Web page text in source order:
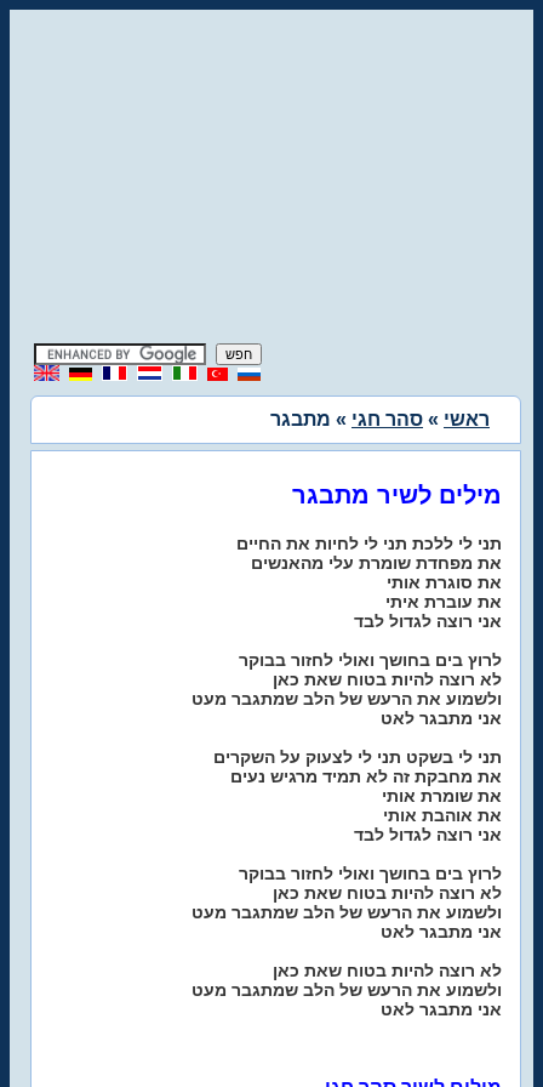
ראשי » סהר חגי » מתבגר
מילים לשיר מתבגר
תני לי ללכת תני לי לחיות את החיים
את מפחדת שומרת עלי מהאנשים
את סוגרת אותי
את עוברת איתי
אני רוצה לגדול לבד
לרוץ בים בחושך ואולי לחזור בבוקר
לא רוצה להיות בטוח שאת כאן
ולשמוע את הרעש של הלב שמתגבר מעט
אני מתבגר לאט
תני לי בשקט תני לי לצעוק על השקרים
את מחבקת זה לא תמיד מרגיש נעים
את שומרת אותי
את אוהבת אותי
אני רוצה לגדול לבד
לרוץ בים בחושך ואולי לחזור בבוקר
לא רוצה להיות בטוח שאת כאן
ולשמוע את הרעש של הלב שמתגבר מעט
אני מתבגר לאט
לא רוצה להיות בטוח שאת כאן
ולשמוע את הרעש של הלב שמתגבר מעט
אני מתבגר לאט